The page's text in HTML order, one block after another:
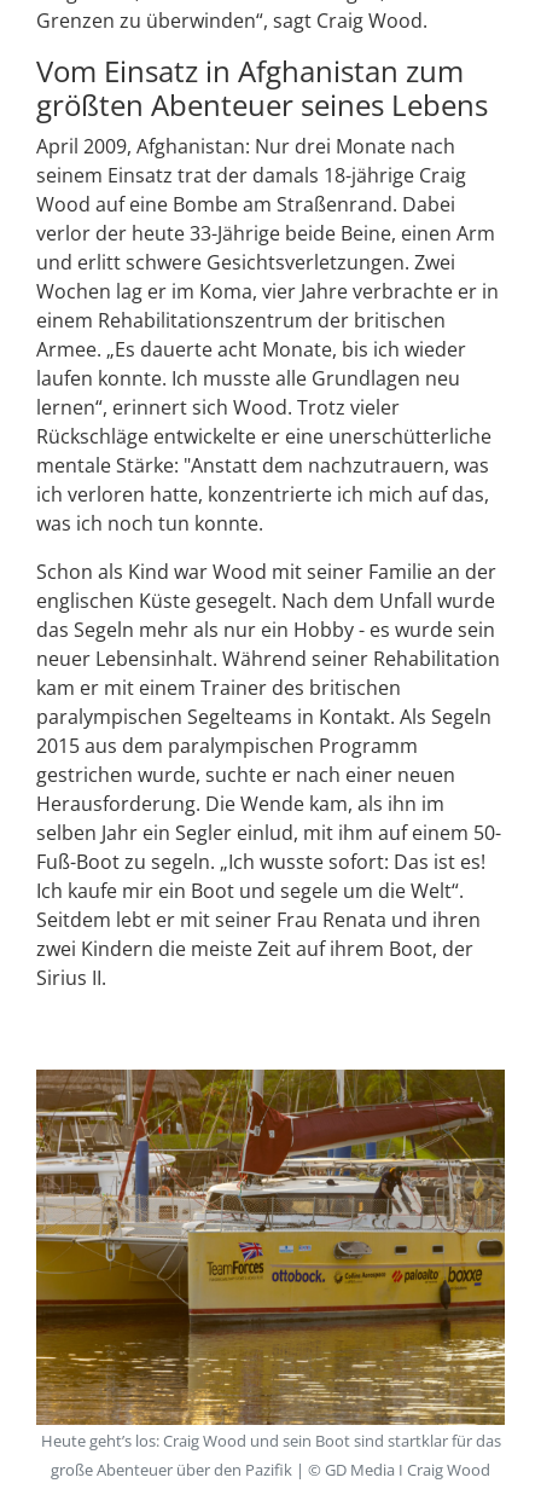
Grenzen zu überwinden“, sagt Craig Wood.
Vom Einsatz in Afghanistan zum
größten Abenteuer seines Lebens
April 2009, Afghanistan: Nur drei Monate nach
seinem Einsatz trat der damals 18-jährige Craig
Wood auf eine Bombe am Straßenrand. Dabei
verlor der heute 33-Jährige beide Beine, einen Arm
und erlitt schwere Gesichtsverletzungen. Zwei
Wochen lag er im Koma, vier Jahre verbrachte er in
einem Rehabilitationszentrum der britischen
Armee. „Es dauerte acht Monate, bis ich wieder
laufen konnte. Ich musste alle Grundlagen neu
lernen“, erinnert sich Wood. Trotz vieler
Rückschläge entwickelte er eine unerschütterliche
mentale Stärke: "Anstatt dem nachzutrauern, was
ich verloren hatte, konzentrierte ich mich auf das,
was ich noch tun konnte.
Schon als Kind war Wood mit seiner Familie an der
englischen Küste gesegelt. Nach dem Unfall wurde
das Segeln mehr als nur ein Hobby - es wurde sein
neuer Lebensinhalt. Während seiner Rehabilitation
kam er mit einem Trainer des britischen
paralympischen Segelteams in Kontakt. Als Segeln
2015 aus dem paralympischen Programm
gestrichen wurde, suchte er nach einer neuen
Herausforderung. Die Wende kam, als ihn im
selben Jahr ein Segler einlud, mit ihm auf einem 50-
Fuß-Boot zu segeln. „Ich wusste sofort: Das ist es!
Ich kaufe mir ein Boot und segele um die Welt“.
Seitdem lebt er mit seiner Frau Renata und ihren
zwei Kindern die meiste Zeit auf ihrem Boot, der
Sirius II.
Heute geht’s los: Craig Wood und sein Boot sind startklar für das
große Abenteuer über den Pazifik | © GD Media I Craig Wood